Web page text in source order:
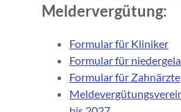
Meldervergütung:
Formular für Kliniker
Formular für
Formular für Zahnärzte